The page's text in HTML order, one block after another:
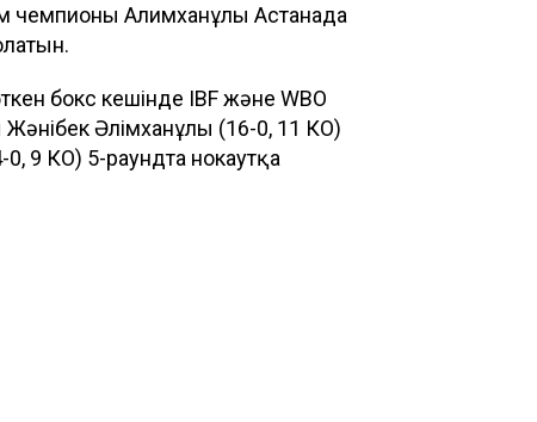
чемпионы Алимханұлы Астанада
бокс кешінде IBF және WBO
Әлімханұлы (16-0, 11 КО)
9 КО) 5-раундта нокаутқа